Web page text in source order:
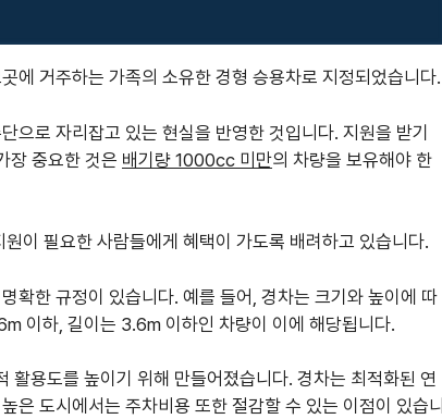
에 거주하는 가족의 소유한 경형 승용차로 지정되었습니다.
으로 자리잡고 있는 현실을 반영한 것입니다. 지원을 받기
장 중요한 것은 배기량 1000cc 미만의 차량을 보유해야 한
이 필요한 사람들에게 혜택이 가도록 배려하고 있습니다.
확한 규정이 있습니다. 예를 들어, 경차는 크기와 높이에 따
이하, 길이는 3.6m 이하인 차량이 이에 해당됩니다.
활용도를 높이기 위해 만들어졌습니다. 경차는 최적화된 연
은 도시에서는 주차비용 또한 절감할 수 있는 이점이 있습니